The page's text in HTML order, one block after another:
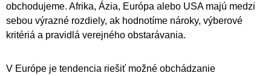
obchodujeme. Afrika, Ázia, Európa alebo USA majú medzi
sebou výrazné rozdiely, ak hodnotíme nároky, výberové
kritériá a pravidlá verejného obstarávania.
V Európe je tendencia riešiť možné obchádzanie